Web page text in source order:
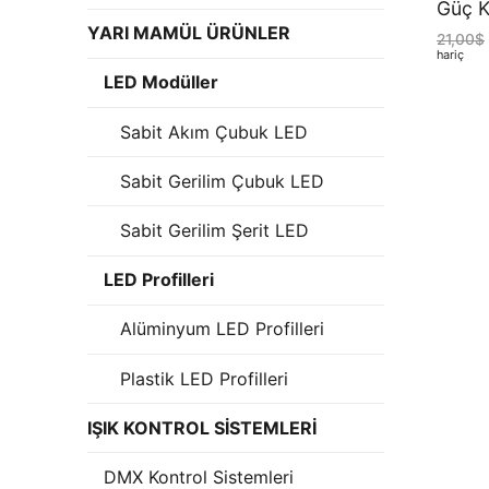
LEDLine
DOTLED
Güç
21,00$
hariç
YARI MAMÜL ÜRÜNLER
LED Modüller
Sabit Akım Çubuk LED
Sabit Gerilim Çubuk LED
Sabit Gerilim Şerit LED
LED Profilleri
Alüminyum LED Profilleri
Plastik LED Profilleri
IŞIK KONTROL SİSTEMLERİ
DMX Kontrol Sistemleri